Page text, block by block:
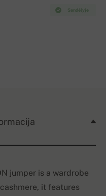
Sandėlyje
jumper is a wardrobe
it features